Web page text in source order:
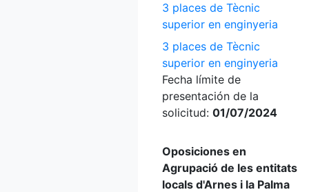
3 places de Tècnic
superior en enginyeria
3 places de Tècnic
superior en enginyeria
Fecha límite de
presentación de la
solicitud: 01/07/2024
Oposiciones en
Agrupació de les entitats
locals d'Arnes i la Palma